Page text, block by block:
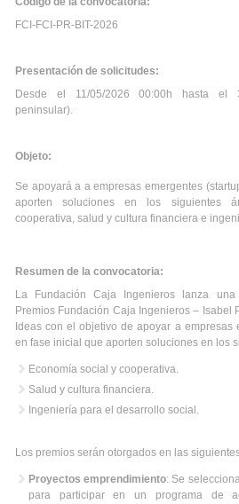
FCI-FCI-PR-BIT-2026
Presentación de solicitudes:
Desde el 11/05/2026 00:00h hasta el
peninsular).
Objeto:
Se apoyará a a empresas emergentes
aporten soluciones en los siguientes
cooperativa, salud y cultura financiera e
Resumen de la convocatoria:
La Fundación Caja Ingenieros lanza
Premios Fundación Caja Ingenieros – Isabel
Ideas con el objetivo de apoyar a empresas
en fase inicial que aporten soluciones en los
Economía social y cooperativa.
Salud y cultura financiera.
Ingeniería para el desarrollo social.
Los premios serán otorgados en las
Proyectos emprendimiento: Se
para participar en un programa de